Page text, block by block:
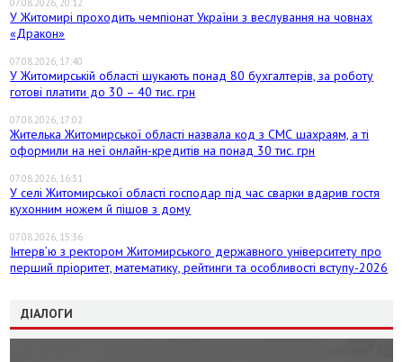
У Житомирі проходить чемпіонат України з веслування на човнах
«Дракон»
07.08.2026, 17:40
У Житомирській області шукають понад 80 бухгалтерів, за роботу
готові платити до 30 – 40 тис. грн
07.08.2026, 17:02
Жителька Житомирської області назвала код з СМС шахраям, а ті
оформили на неї онлайн-кредитів на понад 30 тис. грн
07.08.2026, 16:31
У селі Житомирської області господар під час сварки вдарив гостя
кухонним ножем й пішов з дому
07.08.2026, 15:36
Інтерв’ю з ректором Житомирського державного університету про
перший пріоритет, математику, рейтинги та особливості вступу-2026
ДІАЛОГИ